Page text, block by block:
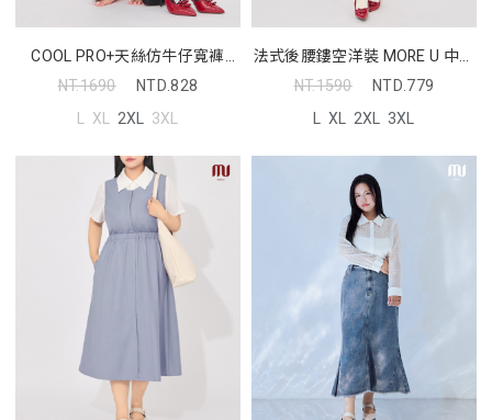
COOL PRO+天絲仿牛仔寬褲
MORE U 中大尺碼褲子
NT.1690
NTD.828
L XL 2XL 3XL
法式後腰鏤空洋裝 MORE U 中大
尺碼洋裝
NT.1590
NTD.779
L XL 2XL 3XL